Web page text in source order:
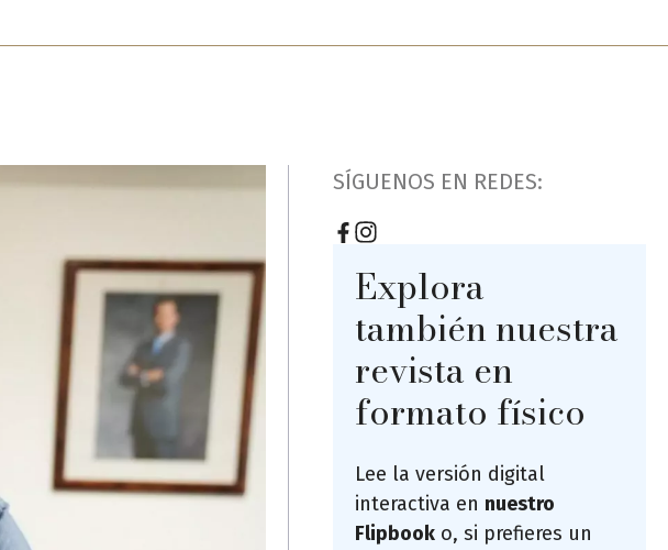
SÍGUENOS EN REDES:
Explora
también nuestra
revista en
formato físico
Lee la versión digital
interactiva en nuestro
Flipbook o, si prefieres un